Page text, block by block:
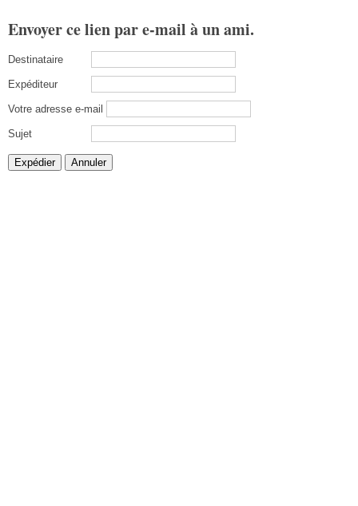
Envoyer ce lien par e-mail à un ami.
Destinataire
Expéditeur
Votre adresse e-mail
Sujet
Expédier Annuler